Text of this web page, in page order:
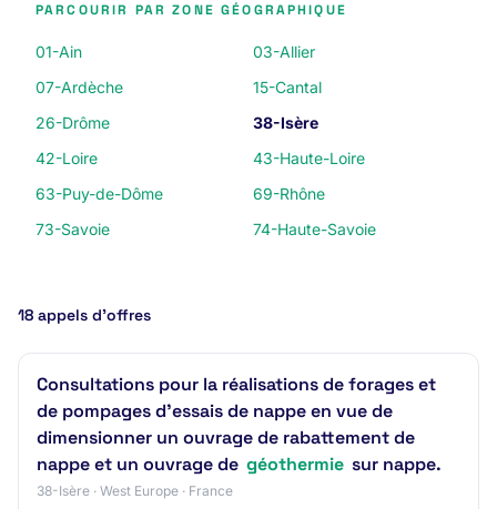
PARCOURIR PAR ZONE GÉOGRAPHIQUE
01-Ain
03-Allier
07-Ardèche
15-Cantal
26-Drôme
38-Isère
42-Loire
43-Haute-Loire
63-Puy-de-Dôme
69-Rhône
73-Savoie
74-Haute-Savoie
18 appels d’offres
Consultations pour la réalisations de forages et
de pompages d'essais de nappe en vue de
dimensionner un ouvrage de rabattement de
nappe et un ouvrage de géothermie sur nappe.
38-Isère · West Europe · France